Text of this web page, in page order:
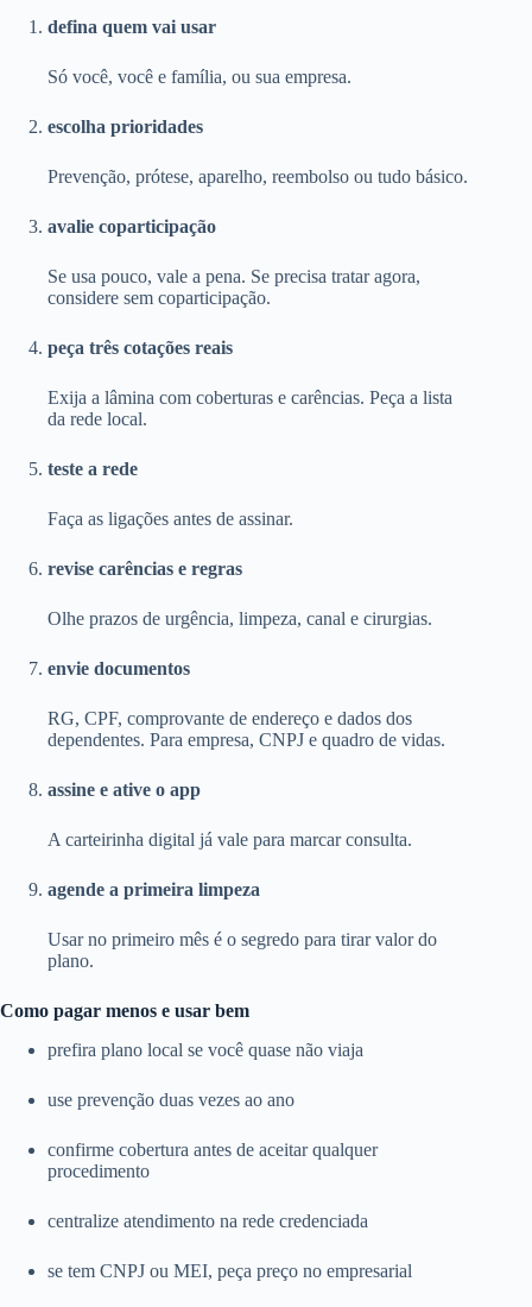
defina quem vai usar
Só você, você e família, ou sua empresa.
escolha prioridades
Prevenção, prótese, aparelho, reembolso ou tudo básico.
avalie coparticipação
Se usa pouco, vale a pena. Se precisa tratar agora,
considere sem coparticipação.
peça três cotações reais
Exija a lâmina com coberturas e carências. Peça a lista
da rede local.
teste a rede
Faça as ligações antes de assinar.
revise carências e regras
Olhe prazos de urgência, limpeza, canal e cirurgias.
envie documentos
RG, CPF, comprovante de endereço e dados dos
dependentes. Para empresa, CNPJ e quadro de vidas.
assine e ative o app
A carteirinha digital já vale para marcar consulta.
agende a primeira limpeza
Usar no primeiro mês é o segredo para tirar valor do
plano.
Como pagar menos e usar bem
prefira plano local se você quase não viaja
use prevenção duas vezes ao ano
confirme cobertura antes de aceitar qualquer
procedimento
centralize atendimento na rede credenciada
se tem CNPJ ou MEI, peça preço no empresarial